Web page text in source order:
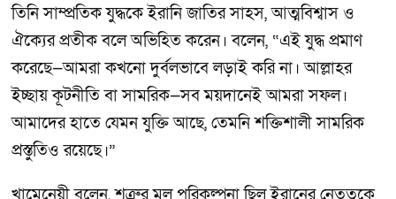
তিনি সাম্প্রতিক যুদ্ধকে ইরানি জাতির সাহস, আত্মবিশ্বাস ও
ঐক্যের প্রতীক বলে অভিহিত করেন। বলেন, “এই যুদ্ধ প্রমাণ
করেছে—আমরা কখনো দুর্বলভাবে লড়াই করি না। আল্লাহর
ইচ্ছায় কূটনীতি বা সামরিক—সব ময়দানেই আমরা সফল।
আমাদের হাতে যেমন যুক্তি আছে, তেমনি শক্তিশালী সামরিক
প্রস্তুতিও রয়েছে।”